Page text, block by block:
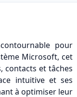
pour
Microsoft, cet
contacts et tâches
intuitive et ses
à optimiser leur